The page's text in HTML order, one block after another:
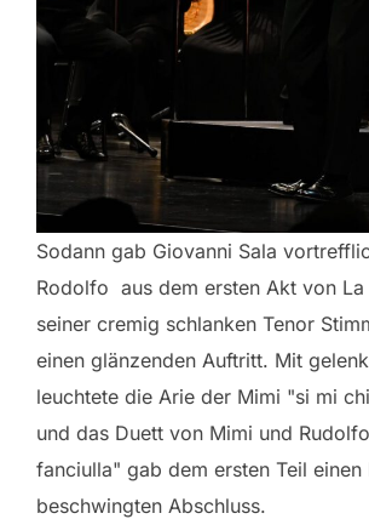
Sodann gab Giovanni Sala
Rodolfo aus dem ersten Akt von La
seiner cremig schlanken Tenor
einen glänzenden Auftritt. Mit
leuchtete die Arie der Mimi "si mi
und das Duett von Mimi und
fanciulla" gab dem ersten Teil einen
beschwingten Abschluss.